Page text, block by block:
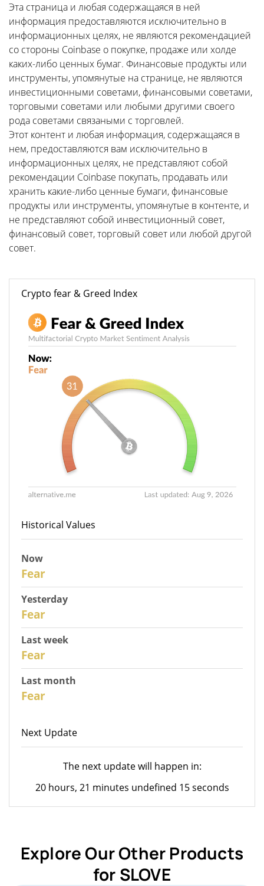
Эта страница и любая содержащаяся в ней
информация предоставляются исключительно в
информационных целях, не являются рекомендацией
со стороны Coinbase о покупке, продаже или холде
каких-либо ценных бумаг. Финансовые продукты или
инструменты, упомянутые на странице, не являются
инвестиционными советами, финансовыми советами,
торговыми советами или любыми другими своего
рода советами связаными с торговлей.
Этот контент и любая информация, содержащаяся в
нем, предоставляются вам исключительно в
информационных целях, не представляют собой
рекомендации Coinbase покупать, продавать или
хранить какие-либо ценные бумаги, финансовые
продукты или инструменты, упомянутые в контенте, и
не представляют собой инвестиционный совет,
финансовый совет, торговый совет или любой другой
совет.
Crypto fear & Greed Index
Historical Values
Now
Fear
Yesterday
Fear
Last week
Fear
Last month
Fear
Next Update
The next update will happen in:
20 hours, 21 minutes undefined 15 seconds
Explore Our Other Products
for SLOVE